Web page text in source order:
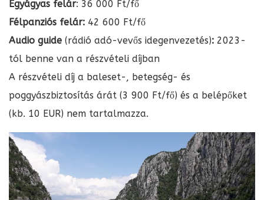
Egyágyas felár: 36 000 Ft/fő
Félpanziós felár: 42 600 Ft/fő
Audio guide (rádió adó-vevős idegenvezetés): 2023-
tól benne van a részvételi díjban
A részvételi díj a baleset-, betegség- és
poggyászbiztosítás árát (3 900 Ft/fő) és a belépőket
(kb. 10 EUR) nem tartalmazza.